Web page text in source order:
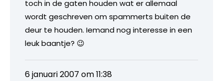
toch in de gaten houden wat er allemaal
wordt geschreven om spammerts buiten de
deur te houden. Iemand nog interesse in een
leuk baantje? 😉
6 januari 2007 om 11:38